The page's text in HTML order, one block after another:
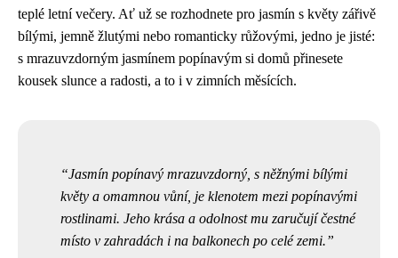
teplé letní večery. Ať už se rozhodnete pro jasmín s květy zářivě
bílými, jemně žlutými nebo romanticky růžovými, jedno je jisté:
s mrazuvzdorným jasmínem popínavým si domů přinesete
kousek slunce a radosti, a to i v zimních měsících.
Jasmín popínavý mrazuvzdorný, s něžnými bílými
květy a omamnou vůní, je klenotem mezi popínavými
rostlinami. Jeho krása a odolnost mu zaručují čestné
místo v zahradách i na balkonech po celé zemi.